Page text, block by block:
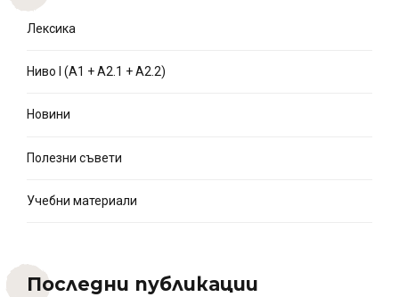
Лексика
Ниво I (A1 + A2.1 + A2.2)
Новини
Полезни съвети
Учебни материали
Последни публикации